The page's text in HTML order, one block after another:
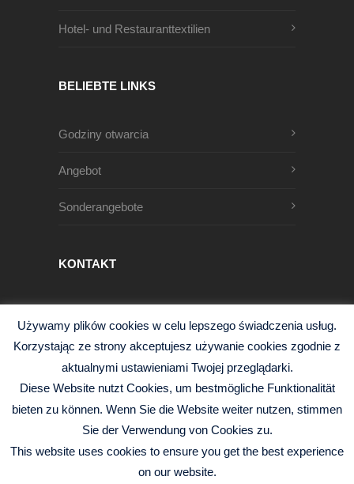
Hotel- und Restauranttextilien
BELIEBTE LINKS
Godziny otwarcia
Angebot
Sonderangebote
KONTAKT
68-200 Żary, Polska
+48 68 363 95 96
info@czysciwa-kobra.pl
czysciwa-kobra.pl
Używamy plików cookies w celu lepszego świadczenia usług.
Korzystając ze strony akceptujesz używanie cookies zgodnie z
aktualnymi ustawieniami Twojej przeglądarki.
Diese Website nutzt Cookies, um bestmögliche Funktionalität
bieten zu können. Wenn Sie die Website weiter nutzen, stimmen
Sie der Verwendung von Cookies zu.
This website uses cookies to ensure you get the best experience
on our website.